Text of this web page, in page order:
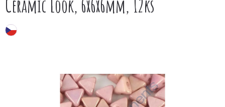
Ceramic Look, 6x6x6mm, 12ks